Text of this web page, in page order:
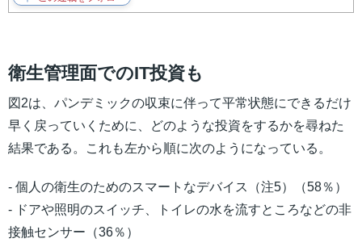
衛生管理面でのIT投資も
図2は、パンデミックの収束に伴って平常状態にできるだけ
早く戻っていくために、どのような投資をするかを尋ねた
結果である。これも左から順に次のようになっている。
- 個人の衛生のためのスマートなデバイス（注5）（58％）
- ドアや照明のスイッチ、トイレの水を流すところなどの非
接触センサー（36％）